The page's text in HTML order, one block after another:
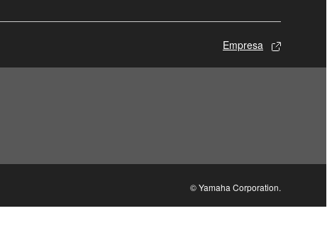
Empresa
© Yamaha Corporation.